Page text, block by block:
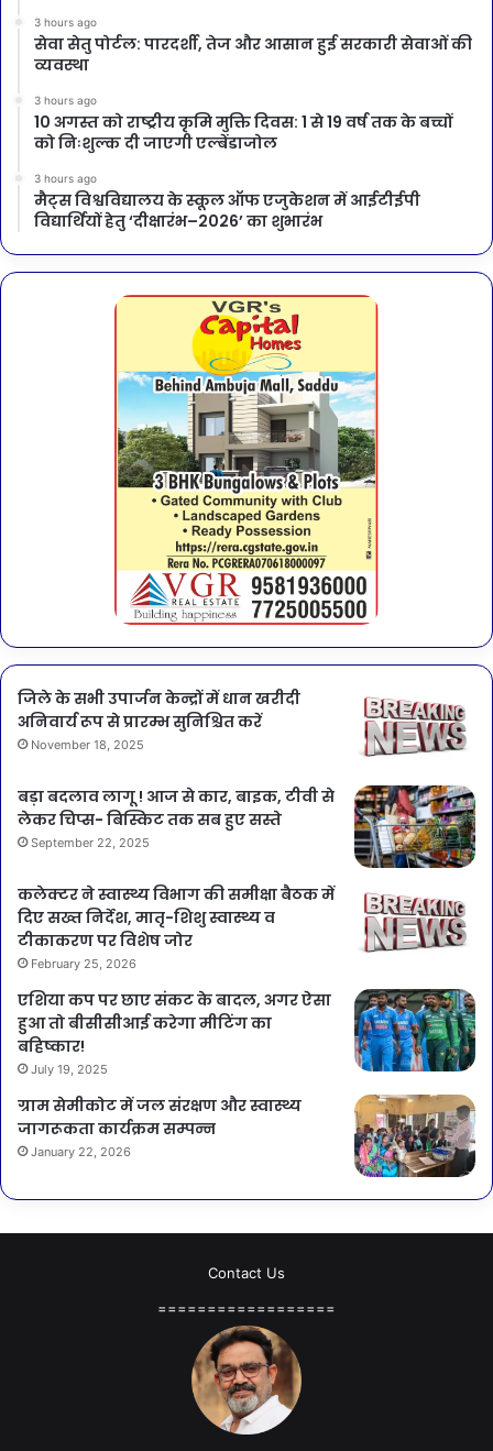
3 hours ago
सेवा सेतु पोर्टल: पारदर्शी, तेज और आसान हुई सरकारी सेवाओं की
व्यवस्था
3 hours ago
10 अगस्त को राष्ट्रीय कृमि मुक्ति दिवस: 1 से 19 वर्ष तक के बच्चों
को निःशुल्क दी जाएगी एल्बेंडाजोल
3 hours ago
मैट्स विश्वविद्यालय के स्कूल ऑफ एजुकेशन में आईटीईपी
विद्यार्थियों हेतु ‘दीक्षारंभ–2026’ का शुभारंभ
जिले के सभी उपार्जन केन्द्रों में धान खरीदी
अनिवार्य रूप से प्रारम्भ सुनिश्चित करें
November 18, 2025
बड़ा बदलाव लागू ! आज से कार, बाइक, टीवी से
लेकर चिप्स- बिस्किट तक सब हुए सस्ते
September 22, 2025
कलेक्टर ने स्वास्थ्य विभाग की समीक्षा बैठक में
दिए सख्त निर्देश, मातृ-शिशु स्वास्थ्य व
टीकाकरण पर विशेष जोर
February 25, 2026
एशिया कप पर छाए संकट के बादल, अगर ऐसा
हुआ तो बीसीसीआई करेगा मीटिंग का
बहिष्कार!
July 19, 2025
ग्राम सेमीकोट में जल संरक्षण और स्वास्थ्य
जागरूकता कार्यक्रम सम्पन्न
January 22, 2026
Contact Us
==================